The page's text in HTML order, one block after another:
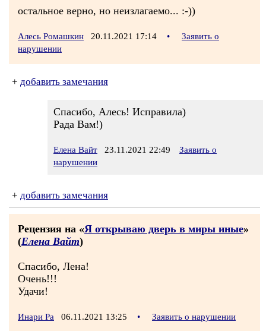
остальное верно, но неизлагаемо... :-))
Алесь Ромашкин 20.11.2021 17:14 •
Заявить о
нарушении
+ добавить замечания
Спасибо, Алесь! Исправила)
Рада Вам!)
Елена Вайт 23.11.2021 22:49
Заявить о
нарушении
+ добавить замечания
Рецензия на «Я открываю дверь в миры иные»
(Елена Вайт)
Спасибо, Лена!
Очень!!!
Удачи!
Инари Ра 06.11.2021 13:25 • Заявить о нарушении